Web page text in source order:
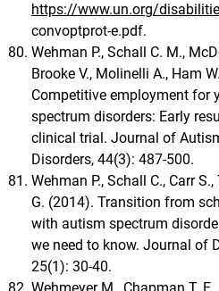
https://www.un.org/
convoptprot-e.pdf.
Wehman P., Schall C. M.,
Brooke V., Molinelli A., Ham
Competitive employment for
spectrum disorders: Early
clinical trial. Journal of
Disorders, 44(3): 487-500.
Wehman P., Schall C., Carr
G. (2014). Transition from
with autism spectrum
we need to know. Journal of
25(1): 30-40.